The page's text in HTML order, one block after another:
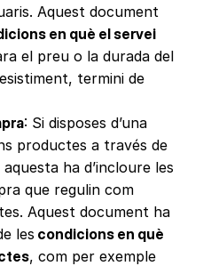
Aquest document
en què el servei
el preu o la durada del
termini de
: Si disposes d’una
productes a través de
ha d’incloure les
que regulin com
Aquest document ha
les condicions en què
, com per exemple